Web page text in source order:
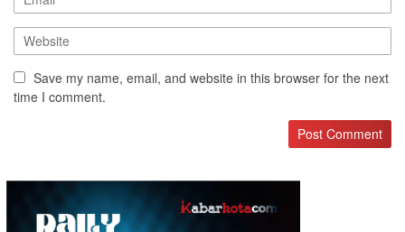
Save my name, email, and website in this browser for the next
time I comment.